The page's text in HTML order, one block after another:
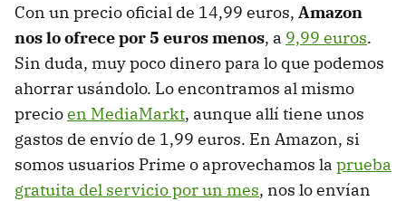
Con un precio oficial de 14,99 euros, Amazon
nos lo ofrece por 5 euros menos, a 9,99 euros.
Sin duda, muy poco dinero para lo que podemos
ahorrar usándolo. Lo encontramos al mismo
precioen MediaMarkt, aunque allí tiene unos
gastos de envío de 1,99 euros. En Amazon, si
somos usuarios Prime o aprovechamos la prueba
gratuita del servicio por un mes, nos lo envían